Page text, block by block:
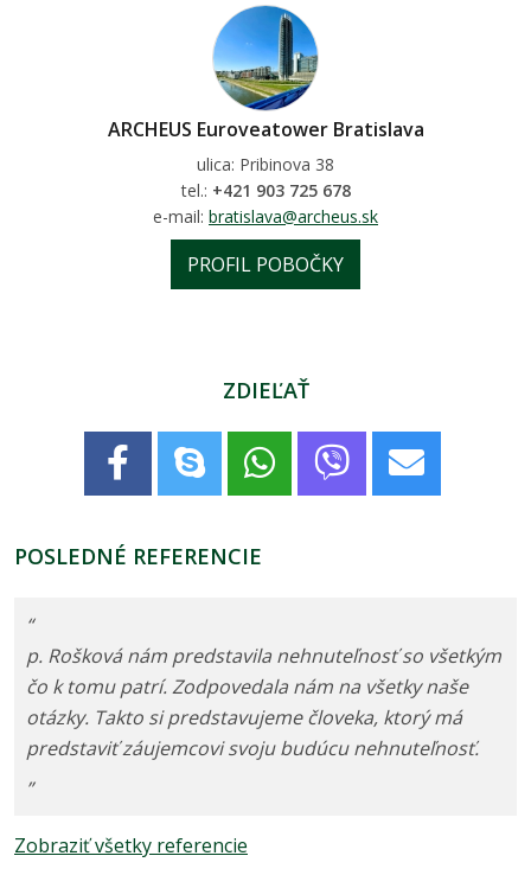
ARCHEUS Euroveatower Bratislava
ulica: Pribinova 38
tel.: +421 903 725 678
e-mail: bratislava@archeus.sk
PROFIL POBOČKY
ZDIEĽAŤ
POSLEDNÉ REFERENCIE
“
p. Rošková nám predstavila nehnuteľnosť so všetkým
čo k tomu patrí. Zodpovedala nám na všetky naše
otázky. Takto si predstavujeme človeka, ktorý má
predstaviť záujemcovi svoju budúcu nehnuteľnosť.
”
Zobraziť všetky referencie